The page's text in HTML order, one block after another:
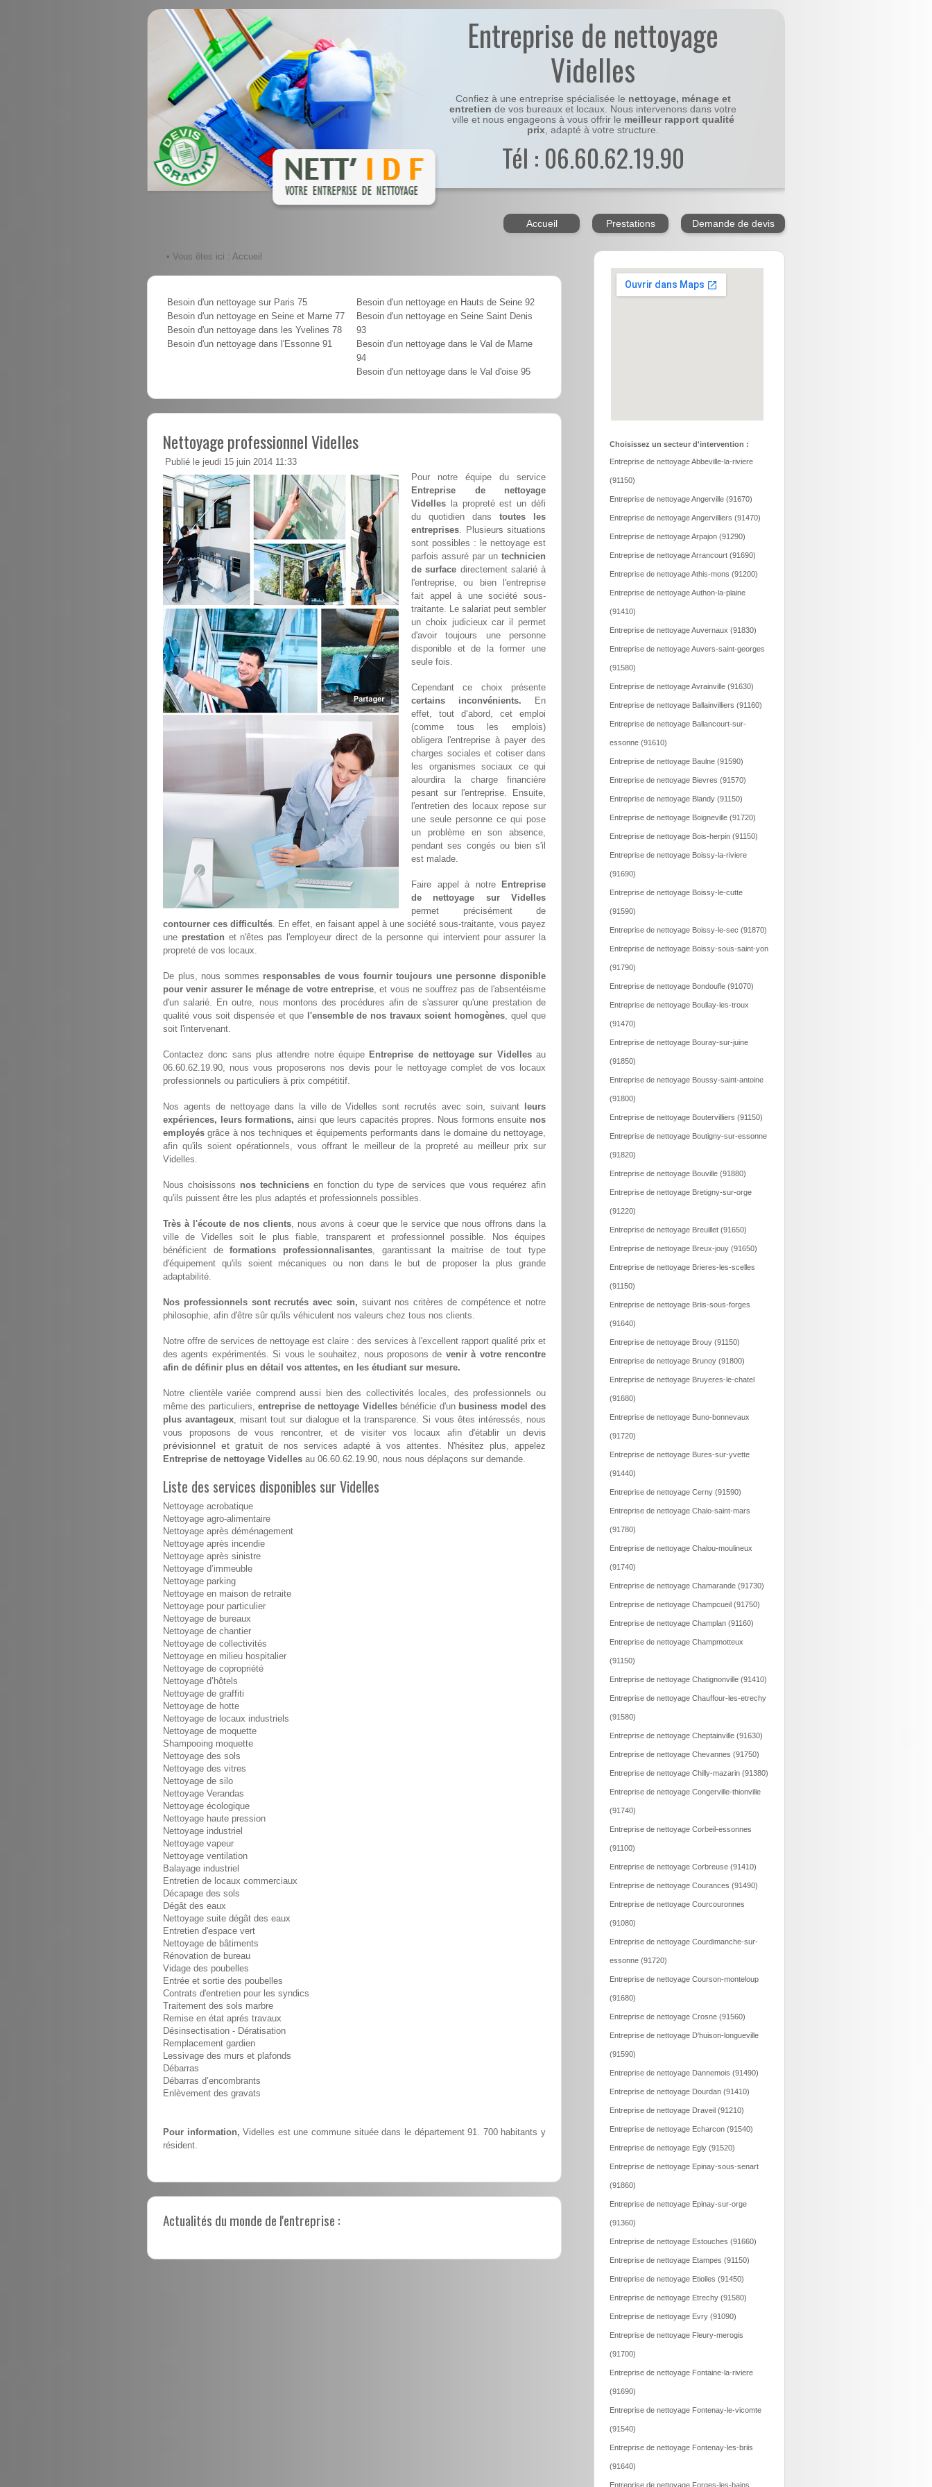
Entreprise de nettoyage
Videlles
Confiez à une entreprise spécialisée le nettoyage, ménage et
entretien de vos bureaux et locaux. Nous intervenons dans votre
ville et nous engageons à vous offrir le meilleur rapport qualité
prix, adapté à votre structure.
Tél : 06.60.62.19.90
Accueil Prestations Demande de devis
• Vous êtes ici : Accueil
Besoin d'un nettoyage sur Paris 75
Besoin d'un nettoyage en Seine et Marne 77
Besoin d'un nettoyage dans les Yvelines 78
Besoin d'un nettoyage dans l'Essonne 91
Besoin d'un nettoyage en Hauts de Seine 92
Besoin d'un nettoyage en Seine Saint Denis
93
Besoin d'un nettoyage dans le Val de Marne
94
Besoin d'un nettoyage dans le Val d'oise 95
Nettoyage professionnel Videlles
Publié le jeudi 15 juin 2014 11:33
Pour notre équipe du service
Entreprise de nettoyage
Videlles la propreté est un défi
du quotidien dans toutes les
entreprises. Plusieurs situations
sont possibles : le nettoyage est
parfois assuré par un technicien
de surface directement salarié à
l'entreprise, ou bien l'entreprise
fait appel à une société sous-
traitante. Le salariat peut sembler
un choix judicieux car il permet
d'avoir toujours une personne
disponible et de la former une
seule fois.
Cependant ce choix présente
certains inconvénients. En
effet, tout d‘abord, cet emploi
(comme tous les emplois)
obligera l'entreprise à payer des
charges sociales et cotiser dans
les organismes sociaux ce qui
alourdira la charge financière
pesant sur l'entreprise. Ensuite,
l'entretien des locaux repose sur
une seule personne ce qui pose
un problème en son absence,
pendant ses congés ou bien s'il
est malade.
Faire appel à notre
Entreprise
de nettoyage sur Videlles
permet précisément de
contourner ces difficultés. En effet, en faisant appel à une société sous-traitante, vous payez
une prestation et n'êtes pas l'employeur direct de la personne qui intervient pour assurer la
propreté de vos locaux.
De plus, nous sommes responsables de vous fournir toujours une personne disponible
pour venir assurer le ménage de votre entreprise, et vous ne souffrez pas de l'absentéisme
d'un salarié. En outre, nous montons des procédures afin de s'assurer qu'une prestation de
qualité vous soit dispensée et que l'ensemble de nos travaux soient homogènes, quel que
soit l'intervenant.
Contactez donc sans plus attendre notre équipe Entreprise de nettoyage sur Videllesau
06.60.62.19.90, nous vous proposerons nos devis pour le nettoyage complet de vos locaux
professionnels ou particuliers à prix compétitif.
Nos agents de nettoyage dans la ville de Videlles sont recrutés avec soin, suivant
leurs
expériences, leurs formations, ainsi que leurs capacités propres. Nous formons ensuite nos
employés grâce à nos techniques et équipements performants dans le domaine du nettoyage,
afin qu'ils soient opérationnels, vous offrant le meilleur de la propreté au meilleur prix sur
Videlles.
Nous choisissons nos techniciensen fonction du type de services que vous requérez afin
qu'ils puissent être les plus adaptés et professionnels possibles.
Très à l'écoute de nos clients, nous avons à coeur que le service que nous offrons dans la
ville de Videlles soit le plus fiable, transparent et professionnel possible. Nos équipes
bénéficient deformations professionnalisantes, garantissant la maitrise de tout type
d'équipement qu'ils soient mécaniques ou non dans le but de proposer la plus grande
adaptabilité.
Nos professionnels sont recrutés avec soin, suivant nos critères de compétence et notre
philosophie, afin d'être sûr qu'ils véhiculent nos valeurs chez tous nos clients.
Notre offre de services de nettoyage est claire : des services à l'excellent rapport qualité prix et
des agents expérimentés. Si vous le souhaitez, nous proposons de venir à votre rencontre
afin de définir plus en détail vos attentes, en les étudiant sur mesure.
Notre clientèle variée comprend aussi bien des collectivités locales, des professionnels ou
même des particuliers,entreprise de nettoyage Videllesbénéficie d'un business model des
plus avantageux, misant tout sur dialogue et la transparence. Si vous êtes intéressés, nous
vous proposons de vous rencontrer, et de visiter vos locaux afin d'établir un devis
prévisionnel et gratuit de nos services adapté à vos attentes. N'hésitez plus, appelez
Entreprise de nettoyage Videlles au 06.60.62.19.90, nous nous déplaçons sur demande.
Liste des services disponibles sur Videlles
Nettoyage acrobatique
Nettoyage agro-alimentaire
Nettoyage après déménagement
Nettoyage après incendie
Nettoyage après sinistre
Nettoyage d’immeuble
Nettoyage parking
Nettoyage en maison de retraite
Nettoyage pour particulier
Nettoyage de bureaux
Nettoyage de chantier
Nettoyage de collectivités
Nettoyage en milieu hospitalier
Nettoyage de copropriété
Nettoyage d’hôtels
Nettoyage de graffiti
Nettoyage de hotte
Nettoyage de locaux industriels
Nettoyage de moquette
Shampooing moquette
Nettoyage des sols
Nettoyage des vitres
Nettoyage de silo
Nettoyage Verandas
Nettoyage écologique
Nettoyage haute pression
Nettoyage industriel
Nettoyage vapeur
Nettoyage ventilation
Balayage industriel
Entretien de locaux commerciaux
Décapage des sols
Dégât des eaux
Nettoyage suite dégât des eaux
Entretien d'espace vert
Nettoyage de bâtiments
Rénovation de bureau
Vidage des poubelles
Entrée et sortie des poubelles
Contrats d'entretien pour les syndics
Traitement des sols marbre
Remise en état aprés travaux
Désinsectisation - Dératisation
Remplacement gardien
Lessivage des murs et plafonds
Débarras
Débarras d’encombrants
Enlèvement des gravats
Pour information, Videlles est une commune située dans le département 91. 700 habitants y
résident.
Actualités du monde de l'entreprise :
Choisissez un secteur d'intervention :
Entreprise de nettoyage Abbeville-la-riviere
(91150)
Entreprise de nettoyage Angerville (91670)
Entreprise de nettoyage Angervilliers (91470)
Entreprise de nettoyage Arpajon (91290)
Entreprise de nettoyage Arrancourt (91690)
Entreprise de nettoyage Athis-mons (91200)
Entreprise de nettoyage Authon-la-plaine
(91410)
Entreprise de nettoyage Auvernaux (91830)
Entreprise de nettoyage Auvers-saint-georges
(91580)
Entreprise de nettoyage Avrainville (91630)
Entreprise de nettoyage Ballainvilliers (91160)
Entreprise de nettoyage Ballancourt-sur-
essonne (91610)
Entreprise de nettoyage Baulne (91590)
Entreprise de nettoyage Bievres (91570)
Entreprise de nettoyage Blandy (91150)
Entreprise de nettoyage Boigneville (91720)
Entreprise de nettoyage Bois-herpin (91150)
Entreprise de nettoyage Boissy-la-riviere
(91690)
Entreprise de nettoyage Boissy-le-cutte
(91590)
Entreprise de nettoyage Boissy-le-sec (91870)
Entreprise de nettoyage Boissy-sous-saint-yon
(91790)
Entreprise de nettoyage Bondoufle (91070)
Entreprise de nettoyage Boullay-les-troux
(91470)
Entreprise de nettoyage Bouray-sur-juine
(91850)
Entreprise de nettoyage Boussy-saint-antoine
(91800)
Entreprise de nettoyage Boutervilliers (91150)
Entreprise de nettoyage Boutigny-sur-essonne
(91820)
Entreprise de nettoyage Bouville (91880)
Entreprise de nettoyage Bretigny-sur-orge
(91220)
Entreprise de nettoyage Breuillet (91650)
Entreprise de nettoyage Breux-jouy (91650)
Entreprise de nettoyage Brieres-les-scelles
(91150)
Entreprise de nettoyage Briis-sous-forges
(91640)
Entreprise de nettoyage Brouy (91150)
Entreprise de nettoyage Brunoy (91800)
Entreprise de nettoyage Bruyeres-le-chatel
(91680)
Entreprise de nettoyage Buno-bonnevaux
(91720)
Entreprise de nettoyage Bures-sur-yvette
(91440)
Entreprise de nettoyage Cerny (91590)
Entreprise de nettoyage Chalo-saint-mars
(91780)
Entreprise de nettoyage Chalou-moulineux
(91740)
Entreprise de nettoyage Chamarande (91730)
Entreprise de nettoyage Champcueil (91750)
Entreprise de nettoyage Champlan (91160)
Entreprise de nettoyage Champmotteux
(91150)
Entreprise de nettoyage Chatignonville (91410)
Entreprise de nettoyage Chauffour-les-etrechy
(91580)
Entreprise de nettoyage Cheptainville (91630)
Entreprise de nettoyage Chevannes (91750)
Entreprise de nettoyage Chilly-mazarin (91380)
Entreprise de nettoyage Congerville-thionville
(91740)
Entreprise de nettoyage Corbeil-essonnes
(91100)
Entreprise de nettoyage Corbreuse (91410)
Entreprise de nettoyage Courances (91490)
Entreprise de nettoyage Courcouronnes
(91080)
Entreprise de nettoyage Courdimanche-sur-
essonne (91720)
Entreprise de nettoyage Courson-monteloup
(91680)
Entreprise de nettoyage Crosne (91560)
Entreprise de nettoyage D'huison-longueville
(91590)
Entreprise de nettoyage Dannemois (91490)
Entreprise de nettoyage Dourdan (91410)
Entreprise de nettoyage Draveil (91210)
Entreprise de nettoyage Echarcon (91540)
Entreprise de nettoyage Egly (91520)
Entreprise de nettoyage Epinay-sous-senart
(91860)
Entreprise de nettoyage Epinay-sur-orge
(91360)
Entreprise de nettoyage Estouches (91660)
Entreprise de nettoyage Etampes (91150)
Entreprise de nettoyage Etiolles (91450)
Entreprise de nettoyage Etrechy (91580)
Entreprise de nettoyage Evry (91090)
Entreprise de nettoyage Fleury-merogis
(91700)
Entreprise de nettoyage Fontaine-la-riviere
(91690)
Entreprise de nettoyage Fontenay-le-vicomte
(91540)
Entreprise de nettoyage Fontenay-les-briis
(91640)
Entreprise de nettoyage Forges-les-bains